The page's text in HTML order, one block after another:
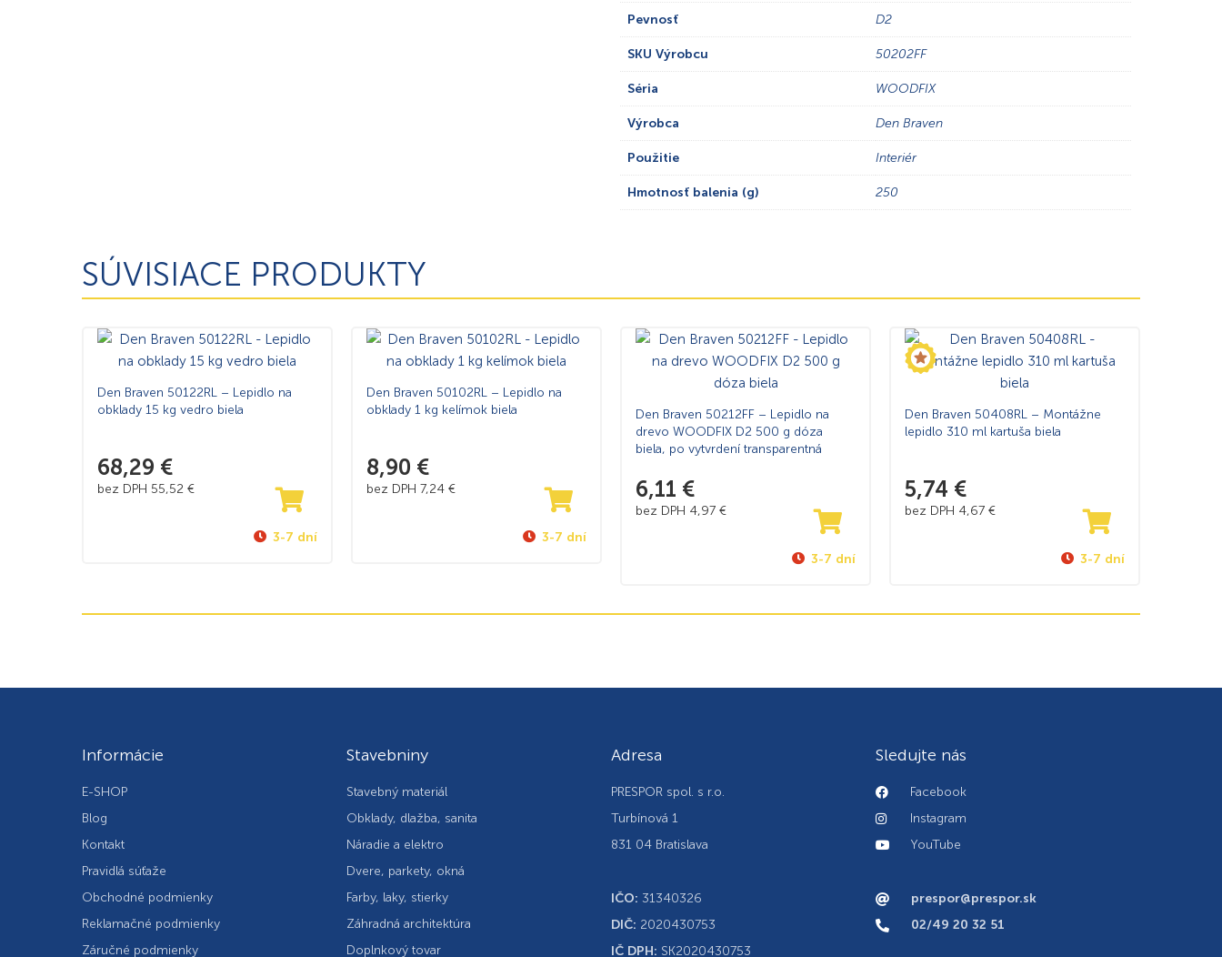
Pevnosť D2
SKU Výrobcu 50202FF
Séria WOODFIX
Výrobca Den Braven
Použitie Interiér
Hmotnosť balenia (g) 250
SÚVISIACE PRODUKTY
Den Braven 50122RL – Lepidlo na
obklady 15 kg vedro biela
68,29 €
bez DPH 55,52 €
3-7 dní
Den Braven 50102RL – Lepidlo na
obklady 1 kg kelímok biela
8,90 €
bez DPH 7,24 €
3-7 dní
Den Braven 50212FF – Lepidlo na
drevo WOODFIX D2 500 g dóza
biela, po vytvrdení transparentná
6,11 €
bez DPH 4,97 €
3-7 dní
Den Braven 50408RL – Montážne
lepidlo 310 ml kartuša biela
5,74 €
bez DPH 4,67 €
3-7 dní
Informácie
E-SHOP
Blog
Kontakt
Pravidlá súťaže
Obchodné podmienky
Reklamačné podmienky
Záručné podmienky
Stavebniny
Stavebný materiál
Obklady, dlažba, sanita
Náradie a elektro
Dvere, parkety, okná
Farby, laky, stierky
Záhradná architektúra
Doplnkový tovar
Adresa
PRESPOR spol. s r.o.
Turbínová 1
831 04 Bratislava
IČO: 31340326
DIČ: 2020430753
IČ DPH: SK2020430753
Sledujte nás
Facebook
Instagram
YouTube
prespor@prespor.sk
02/49 20 32 51